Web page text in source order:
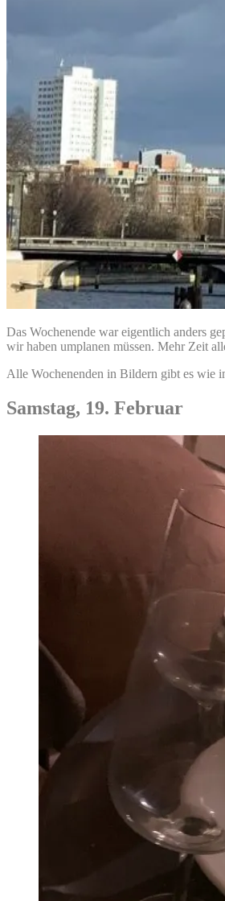
Das Wochenende war eigentlich anders
wir haben umplanen müssen. Mehr Zeit
Alle Wochenenden in Bildern gibt es wie
Samstag, 19. Februar